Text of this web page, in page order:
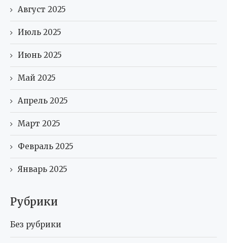
Август 2025
Июль 2025
Июнь 2025
Май 2025
Апрель 2025
Март 2025
Февраль 2025
Январь 2025
Рубрики
Без рубрики